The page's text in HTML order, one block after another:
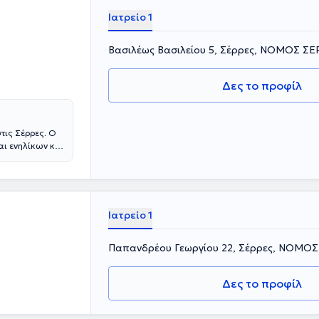
Σέρρες. Ο
ενηλίκων και
το φάσμα
τη σωστή
Ιατρείο 1
Βασιλέως Βασιλείου 5, Σέρρες, ΝΟΜΟΣ
Δες το προφίλ
Ιατρείο 1
Παπανδρέου Γεωργίου 22, Σέρρες,
Δες το προφίλ